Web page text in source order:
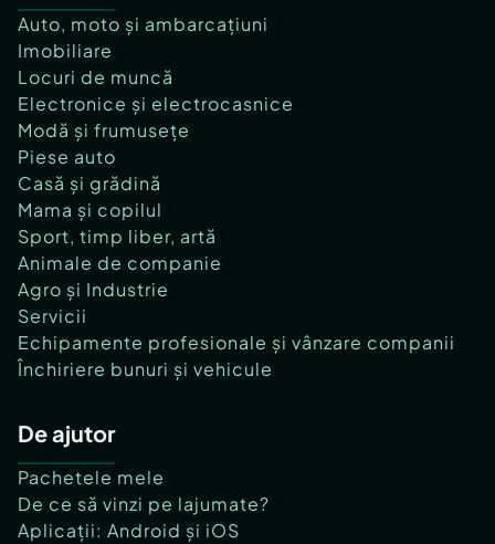
Auto, moto și ambarcațiuni
Imobiliare
Locuri de muncă
Electronice și electrocasnice
Modă și frumusețe
Piese auto
Casă și grădină
Mama și copilul
Sport, timp liber, artă
Animale de companie
Agro și Industrie
Servicii
Echipamente profesionale și vânzare companii
Închiriere bunuri și vehicule
De ajutor
Pachetele mele
De ce să vinzi pe lajumate?
Aplicații: Android și iOS